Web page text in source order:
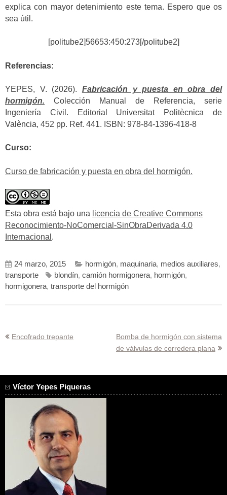
explica con mayor detenimiento este tema. Espero que os
sea útil.
[politube2]56653:450:273[/politube2]
Referencias:
YEPES, V. (2026). Fabricación y puesta en obra del
hormigón. Colección Manual de Referencia, serie
Ingeniería Civil. Editorial Universitat Politècnica de
València, 452 pp. Ref. 441. ISBN: 978-84-1396-418-8
Curso:
Curso de fabricación y puesta en obra del hormigón.
Esta obra está bajo una licencia de Creative Commons
Reconocimiento-NoComercial-SinObraDerivada 4.0
Internacional .
24 marzo, 2015 hormigón, maquinaria, medios auxiliares,
transporte
blondín, camión hormigonera, hormigón,
hormigonera, transporte del hormigón
Navegación
Encofrado trepante
Bomba de hormigón con sistema
de válvulas de corredera plana
Víctor Yepes Piqueras